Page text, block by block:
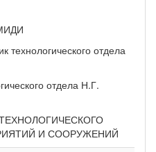
технологического отдела
отдела Н.Г.
И СООРУЖЕНИЙ